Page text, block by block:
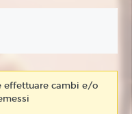
effettuare cambi e/o